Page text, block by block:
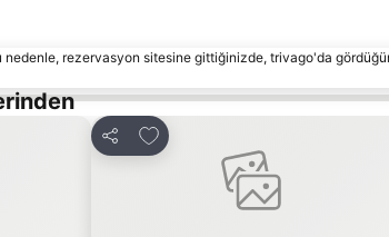
nedenle, rezervasyon sitesine gittiğinizde, trivago'da
Paylaş
Favorilerime ekle